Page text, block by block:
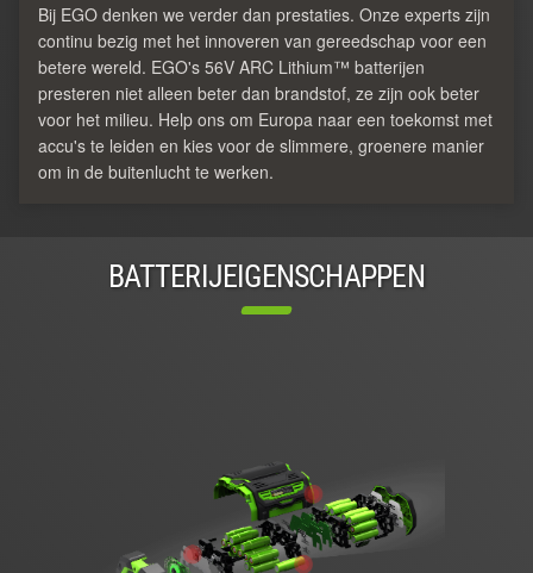
Bij EGO denken we verder dan prestaties. Onze experts zijn
continu bezig met het innoveren van gereedschap voor een
betere wereld. EGO's 56V ARC Lithium™ batterijen
presteren niet alleen beter dan brandstof, ze zijn ook beter
voor het milieu. Help ons om Europa naar een toekomst met
accu's te leiden en kies voor de slimmere, groenere manier
om in de buitenlucht te werken.
BATTERIJEIGENSCHAPPEN